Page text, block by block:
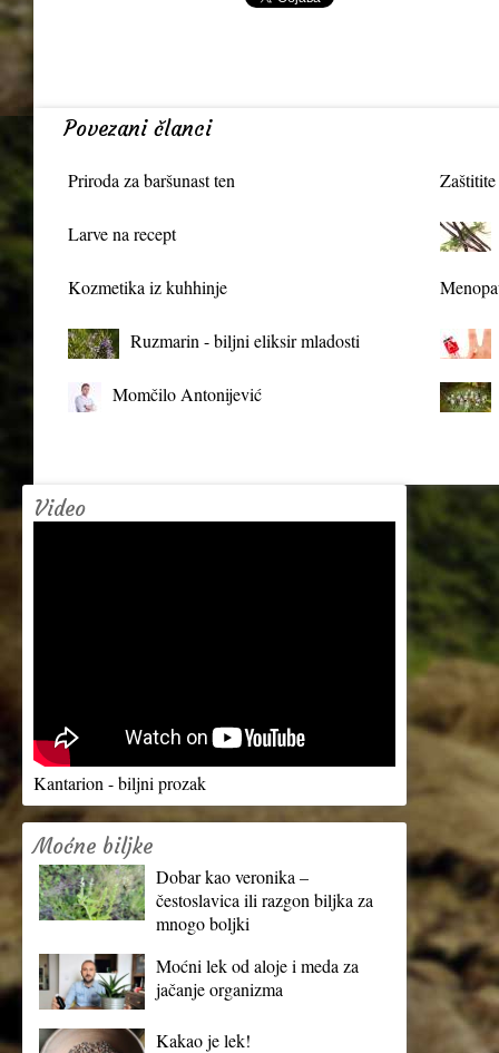
Povezani članci
Priroda za baršunast ten
Larve na recept
Kozmetika iz kuhhinje
Ruzmarin - biljni eliksir mladosti
Momčilo Antonijević
Video
Kantarion - biljni prozak
Moćne biljke
Dobar kao veronika –
čestoslavica ili razgon biljka za
mnogo boljki
Moćni lek od aloje i meda za
jačanje organizma
Kakao je lek!